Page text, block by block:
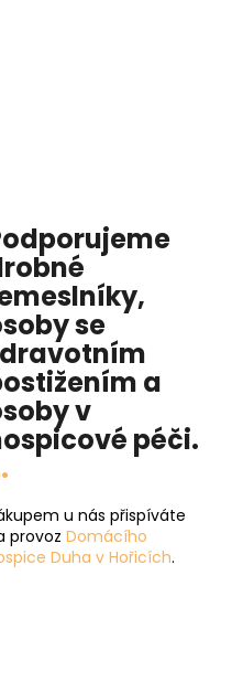
se
a
v
péči.
u nás přispíváte
provoz Domácího
Duha v Hořicích.